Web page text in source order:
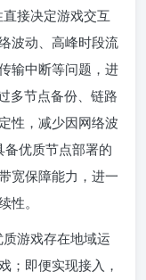
接决定游戏交互
波动、高峰时段流
输中断等问题，进
多节点备份、链路
性，减少因网络波
备优质节点部署的
宽保障能力，进一
性。
游戏存在地域运
；即便实现接入，